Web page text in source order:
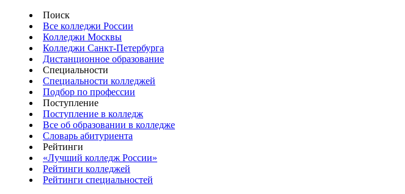
Поиск
Все колледжи России
Колледжи Москвы
Колледжи Санкт-Петербурга
Дистанционное образование
Специальности
Специальности колледжей
Подбор по профессии
Поступление
Поступление в колледж
Все об образовании в колледже
Словарь абитуриента
Рейтинги
«Лучший колледж России»
Рейтинги колледжей
Рейтинги специальностей